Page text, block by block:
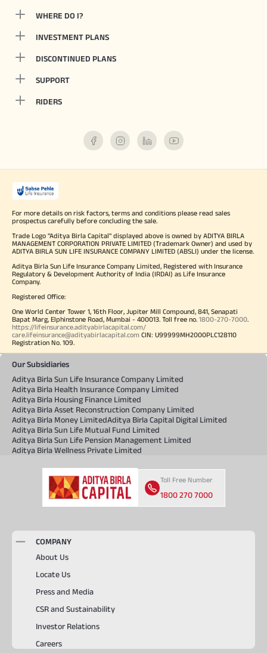
WHERE DO I?
INVESTMENT PLANS
DISCONTINUED PLANS
SUPPORT
RIDERS
For more details on risk factors, terms and conditions please read sales
prospectus carefully before concluding the sale.
Trade Logo "Aditya Birla Capital" displayed above is owned by ADITYA BIRLA
MANAGEMENT CORPORATION PRIVATE LIMITED (Trademark Owner) and used by
ADITYA BIRLA SUN LIFE INSURANCE COMPANY LIMITED (ABSLI) under the license.
Aditya Birla Sun Life Insurance Company Limited, Registered with Insurance
Regulatory & Development Authority of India (IRDAI) as Life Insurance
Company.
Registered Office:
One World Center Tower 1, 16th Floor, Jupiter Mill Compound, 841, Senapati
Bapat Marg, Elphinstone Road, Mumbai - 400013. Toll free no. 1800-270-7000.
https://lifeinsurance.adityabirlacapital.com/
care.lifeinsurance@adityabirlacapital.com CIN: U99999MH2000PLC128110
Registration No. 109.
Our Subsidiaries
Aditya Birla Sun Life Insurance Company Limited
Aditya Birla Health Insurance Company Limited
Aditya Birla Housing Finance Limited
Aditya Birla Asset Reconstruction Company Limited
Aditya Birla Money LimitedAditya Birla Capital Digital Limited
Aditya Birla Sun Life Mutual Fund Limited
Aditya Birla Sun Life Pension Management Limited
Aditya Birla Wellness Private Limited
Toll Free Number
1800 270 7000
COMPANY
About Us
Locate Us
Press and Media
CSR and Sustainability
Investor Relations
Careers